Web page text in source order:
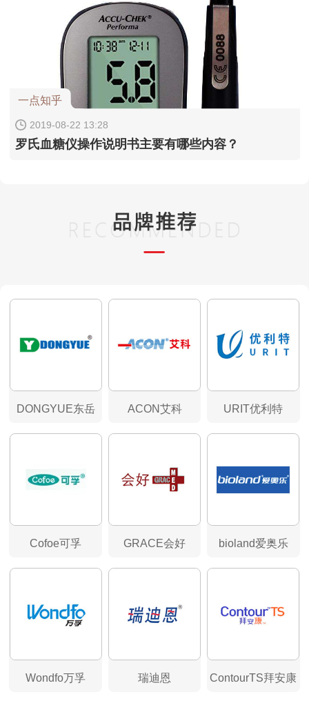
一点知乎
2019-08-22 13:28
罗氏血糖仪操作说明书主要有哪些内容？
DONGYUE东岳 ACON艾科 URIT优利特
Cofoe可孚 GRACE会好 bioland爱奥乐
Wondfo万孚 瑞迪恩 ContourTS拜安康